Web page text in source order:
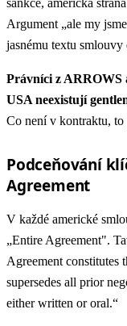
sankce, americká
Argument „ale my
jasnému textu
Právníci z ARROWS
USA neexistují
Co není v kontraktu, to
Podceňování
Agreement
V každé americké
„Entire Agreement".
Agreement constitutes
supersedes all prior
either written or oral.“